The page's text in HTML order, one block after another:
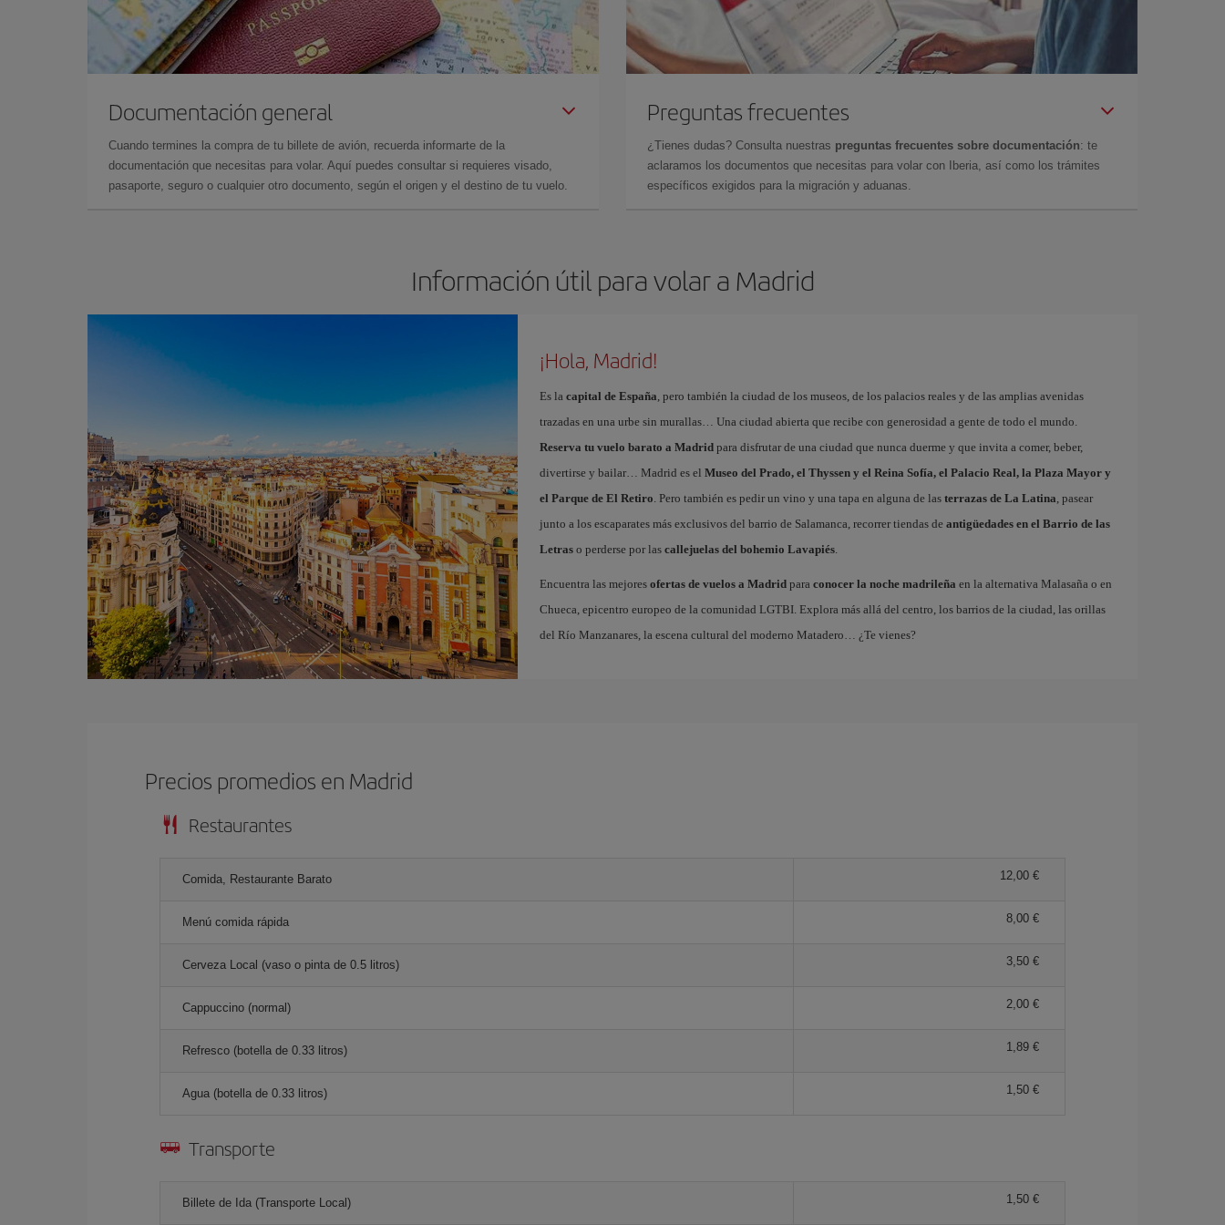
Documentación general
Cuando termines la compra de tu billete de avión, recuerda informarte de la
documentación que necesitas para volar. Aquí puedes consultar si requieres visado,
pasaporte, seguro o cualquier otro documento, según el origen y el destino de tu vuelo.
Preguntas frecuentes
¿Tienes dudas? Consulta nuestras preguntas frecuentes sobre documentación: te
aclaramos los documentos que necesitas para volar con Iberia, así como los trámites
específicos exigidos para la migración y aduanas.
Información útil para volar a Madrid
¡Hola, Madrid!
Es la capital de España, pero también la ciudad de los museos, de los palacios reales y de las amplias avenidas
trazadas en una urbe sin murallas… Una ciudad abierta que recibe con generosidad a gente de todo el mundo.
Reserva tu vuelo barato a Madridpara disfrutar de una ciudad que nunca duerme y que invita a comer, beber,
divertirse y bailar… Madrid es el Museo del Prado, el Thyssen y el Reina Sofía, el Palacio Real, la Plaza Mayor y
el Parque de El Retiro. Pero también es pedir un vino y una tapa en alguna de las terrazas de La Latina, pasear
junto a los escaparates más exclusivos del barrio de Salamanca, recorrer tiendas de antigüedades en el Barrio de las
Letraso perderse por las callejuelas del bohemio Lavapiés.
Encuentra las mejores ofertas de vuelos a Madridpara conocer la noche madrileña en la alternativa Malasaña o en
Chueca, epicentro europeo de la comunidad LGTBI. Explora más allá del centro, los barrios de la ciudad, las orillas
del Río Manzanares, la escena cultural del moderno Matadero… ¿Te vienes?
Precios promedios en Madrid
Restaurantes
Comida, Restaurante Barato 12,00 €
Menú comida rápida 8,00 €
Cerveza Local (vaso o pinta de 0.5 litros) 3,50 €
Cappuccino (normal) 2,00 €
Refresco (botella de 0.33 litros) 1,89 €
Agua (botella de 0.33 litros) 1,50 €
Transporte
Billete de Ida (Transporte Local) 1,50 €